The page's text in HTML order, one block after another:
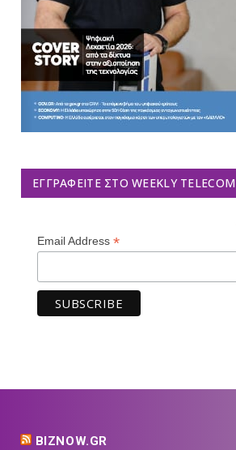
ΕΓΓΡΑΦΕΊΤΕ ΣΤΟ WEEKLY TELECOM
Email Address *
BIZNOW.GR